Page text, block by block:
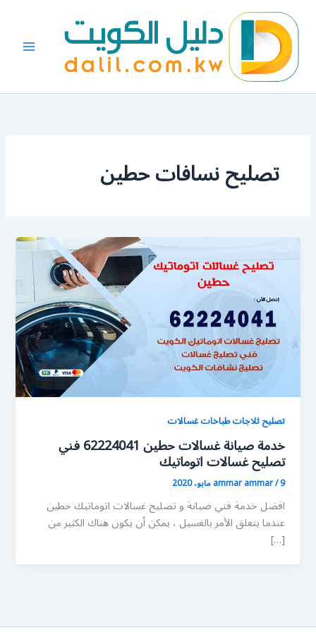
المحتوى
تصليح نسافات حطين
تصليح ثلاجات طباخات غسالات
خدمة صيانة غسالات حطين 62224041 فني
تصليح غسالات اتوماتيك
ammar ammar/9 مايو، 2020
افضل خدمة فني صيانة و تصليح غسالات اتوماتيك حطين
عندما يتعلق الأمر بالغسيل ، يمكن أن يكون هناك الكثير من
[…]